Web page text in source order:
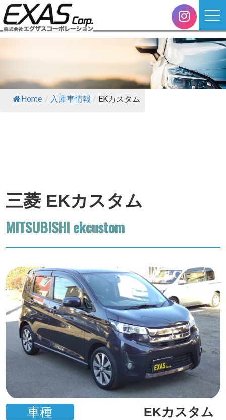
Home / 入庫車情報 / EKカスタム
三菱 EKカスタム
MITSUBISHI ekcustom
車種
EKカスタム